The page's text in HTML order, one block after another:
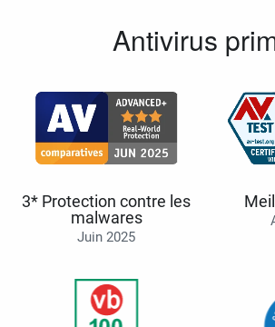
Antivirus
3* Protection contre les
malwares
Juin 2025